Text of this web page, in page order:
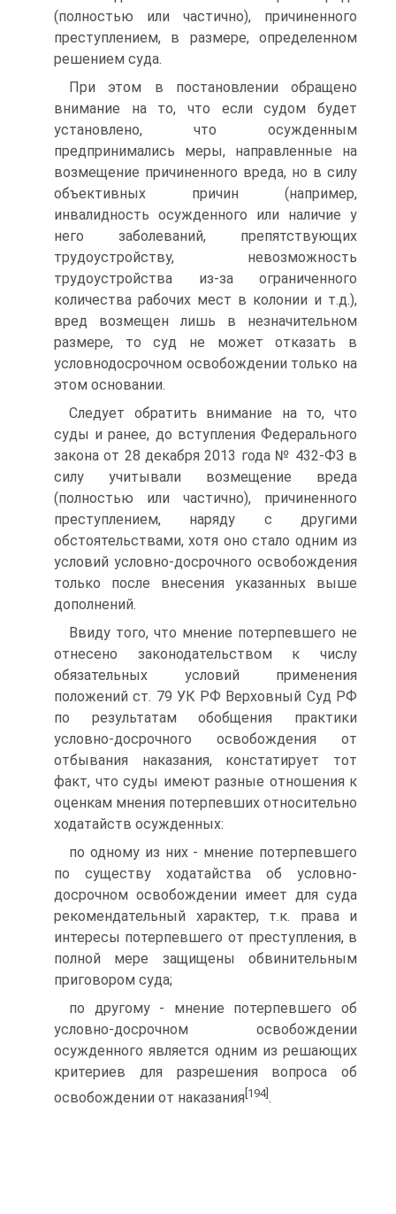
(полностью или частично), причиненного
преступлением, в размере, определенном
решением суда.
При этом в постановлении обращено
внимание на то, что если судом будет
установлено, что осужденным
предпринимались меры, направленные на
возмещение причиненного вреда, но в силу
объективных причин (например,
инвалидность осужденного или наличие у
него заболеваний, препятствующих
трудоустройству, невозможность
трудоустройства из-за ограниченного
количества рабочих мест в колонии и т.д.),
вред возмещен лишь в незначительном
размере, то суд не может отказать в
условно­досрочном освобождении только на
этом основании.
Следует обратить внимание на то, что
суды и ранее, до вступления Федерального
закона от 28 декабря 2013 года № 432-ФЗ в
силу учитывали возмещение вреда
(полностью или частично), причиненного
преступлением, наряду с другими
обстоятельствами, хотя оно стало одним из
условий условно-досрочного освобождения
только после внесения указанных выше
дополнений.
Ввиду того, что мнение потерпевшего не
отнесено законодательством к числу
обязательных условий применения
положений ст. 79 УК РФ Верховный Суд РФ
по результатам обобщения практики
условно-досрочного освобождения от
отбывания наказания, констатирует тот
факт, что суды имеют разные отношения к
оценкам мнения потерпевших относительно
ходатайств осужденных:
по одному из них - мнение потерпевшего
по существу ходатайства об условно-
досрочном освобождении имеет для суда
рекомендательный характер, т.к. права и
интересы потерпевшего от преступления, в
полной мере защищены обвинительным
приговором суда;
по другому - мнение потерпевшего об
условно-досрочном освобождении
осужденного является одним из решающих
критериев для разрешения вопроса об
освобождении от наказания [194].